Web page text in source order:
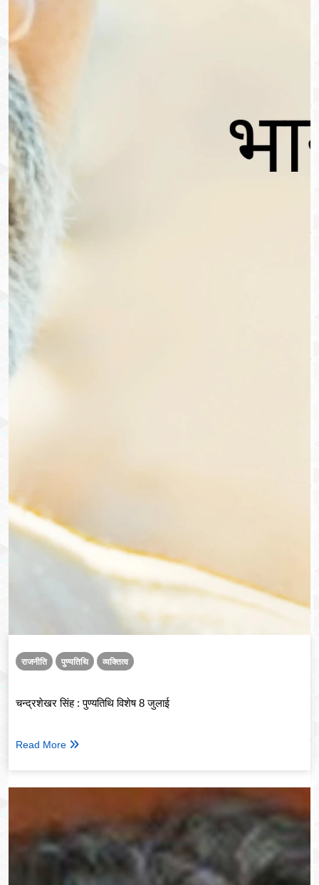
राजनीति पुण्यतिथि व्यक्तित्व
चन्द्रशेखर सिंह : पुण्यतिथि विशेष 8 जुलाई
Read More